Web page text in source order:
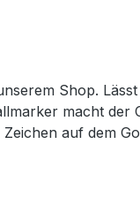
Shop.
macht der
auf dem